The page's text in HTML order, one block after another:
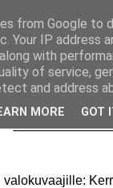
valokuvaajille:
from Google to
Your IP address
with
of service,
and address
MORE GOT